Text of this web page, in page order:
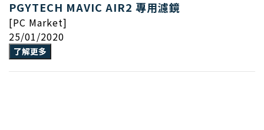
PGYTECH MAVIC AIR2 專用濾鏡
[PC Market]
25/01/2020
了解更多